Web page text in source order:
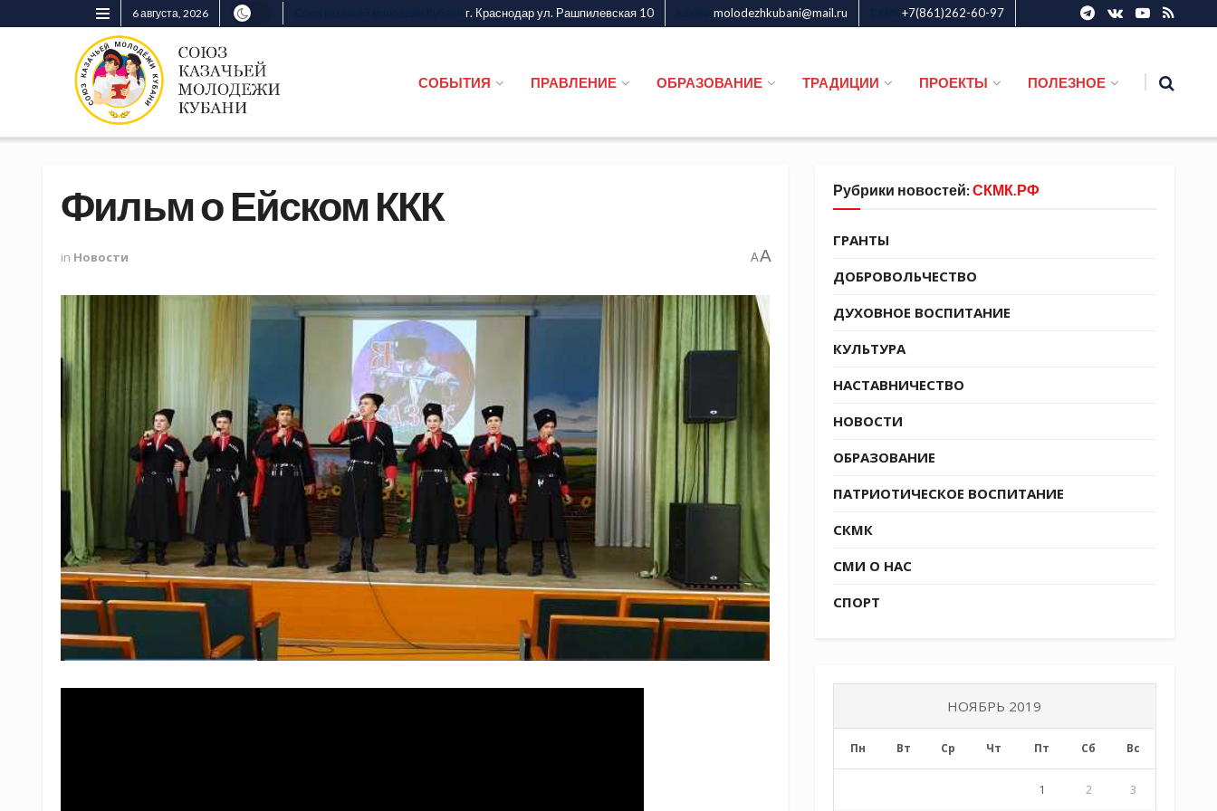
6 августа, 2026 г. Краснодар ул. Рашпилевская 10 molodezhkubani@mail.ru +7(861)262-60-97
СОБЫТИЯ ПРАВЛЕНИЕ ОБРАЗОВАНИЕ ТРАДИЦИИ ПРОЕКТЫ ПОЛЕЗНОЕ
Фильм о Ейском ККК
in Новости AA
Рубрики новостей:СКМК.РФ
ГРАНТЫ
ДОБРОВОЛЬЧЕСТВО
ДУХОВНОЕ ВОСПИТАНИЕ
КУЛЬТУРА
НАСТАВНИЧЕСТВО
НОВОСТИ
ОБРАЗОВАНИЕ
ПАТРИОТИЧЕСКОЕ ВОСПИТАНИЕ
СКМК
СМИ О НАС
СПОРТ
НОЯБРЬ 2019
Пн Вт Ср Чт Пт Сб Вс
1 2 3